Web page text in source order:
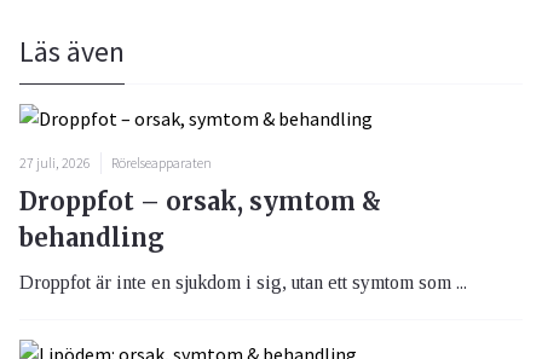
Läs även
27 juli, 2026 Rörelseapparaten
Droppfot – orsak, symtom &
behandling
Droppfot är inte en sjukdom i sig, utan ett symtom som ...